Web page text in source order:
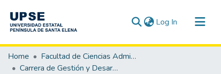
Log In (current)
Communities & Collections
All of DSpace
Home
Facultad de Ciencias Administrativas
Carrera de Gestión y Desarrollo Turístico